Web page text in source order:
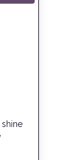
shine